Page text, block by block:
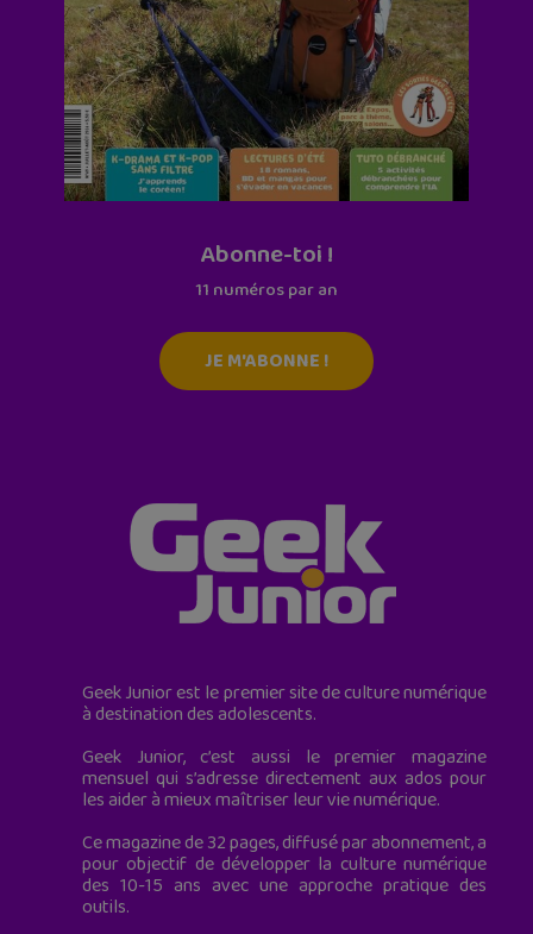
Abonne-toi !
11 numéros par an
JE M'ABONNE !
Geek Junior est le premier site de culture numérique
à destination des adolescents.
Geek Junior, c’est aussi le premier magazine
mensuel qui s’adresse directement aux ados pour
les aider à mieux maîtriser leur vie numérique.
Ce magazine de 32 pages, diffusé par abonnement, a
pour objectif de développer la culture numérique
des 10-15 ans avec une approche pratique des
outils.